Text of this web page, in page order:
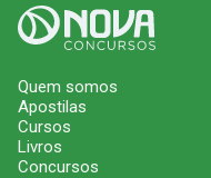
Quem somos
Apostilas
Cursos
Livros
Concursos